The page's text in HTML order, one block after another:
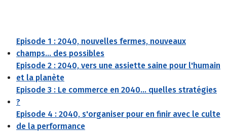
Episode 1 : 2040, nouvelles fermes, nouveaux
champs... des possibles
Episode 2 : 2040, vers une assiette saine pour l'humain
et la planète
Episode 3 : Le commerce en 2040... quelles stratégies
?
Episode 4 : 2040, s'organiser pour en finir avec le culte
de la performance